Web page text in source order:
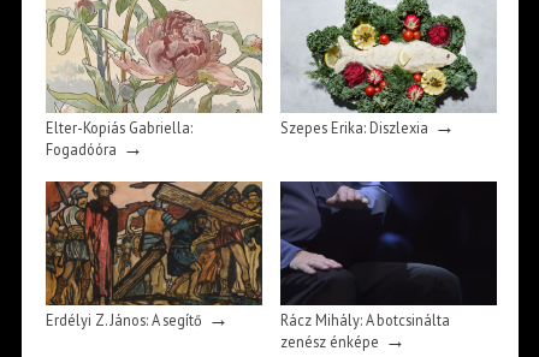
Elter-Kopiás Gabriella:
Fogadóóra →
Szepes Erika: Diszlexia →
Erdélyi Z. János: A segítő →
Rácz Mihály: A botcsinálta
zenész énképe →